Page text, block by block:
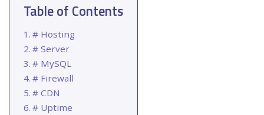
Table of Contents
# Hosting
# Server
# MySQL
# Firewall
# CDN
# Uptime